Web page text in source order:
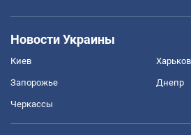
Новости Украины
Киев Харьков
Запорожье Днепр
Черкассы